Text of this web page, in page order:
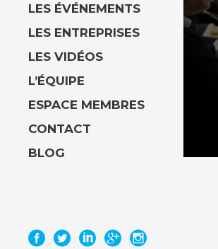
LES ÉVÉNEMENTS
LES ENTREPRISES
LES VIDÉOS
L’ÉQUIPE
ESPACE MEMBRES
CONTACT
BLOG